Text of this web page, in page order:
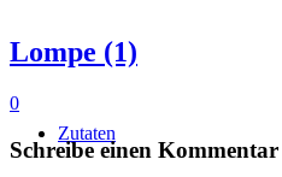
Zutaten
Lompe (1)
0
Schreibe einen Kommentar